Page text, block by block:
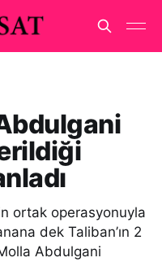
ortak operasyonuyla
dek Taliban’ın 2
Abdulgani